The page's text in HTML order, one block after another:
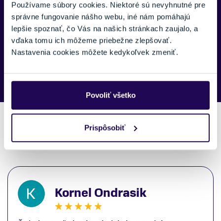
Používame súbory cookies. Niektoré sú nevyhnutné pre
správne fungovanie nášho webu, iné nám pomáhajú
lepšie spoznať, čo Vás na našich stránkach zaujalo, a
vďaka tomu ich môžeme priebežne zlepšovať.
Nastavenia cookies môžete kedykoľvek zmeniť.
Povoliť všetko
Prispôsobiť
Náš špecialista vám, čo najskôr zavolá ohľadom tohto
Recenzie zákazníkov
Kornel Ondrasik